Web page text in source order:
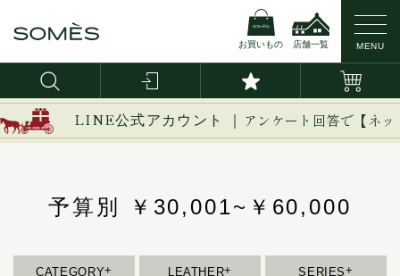
お買いもの 店舗一覧 MENU
LINE公式アカウント ｜ アンケート回答で【ネ
予算別 ￥30,001~￥60,000
CATEGORY LEATHER SERIES
新作
財布
ブライドルレザー
カーフレザー
イージー
イノベーション
ウーブン
エリテ